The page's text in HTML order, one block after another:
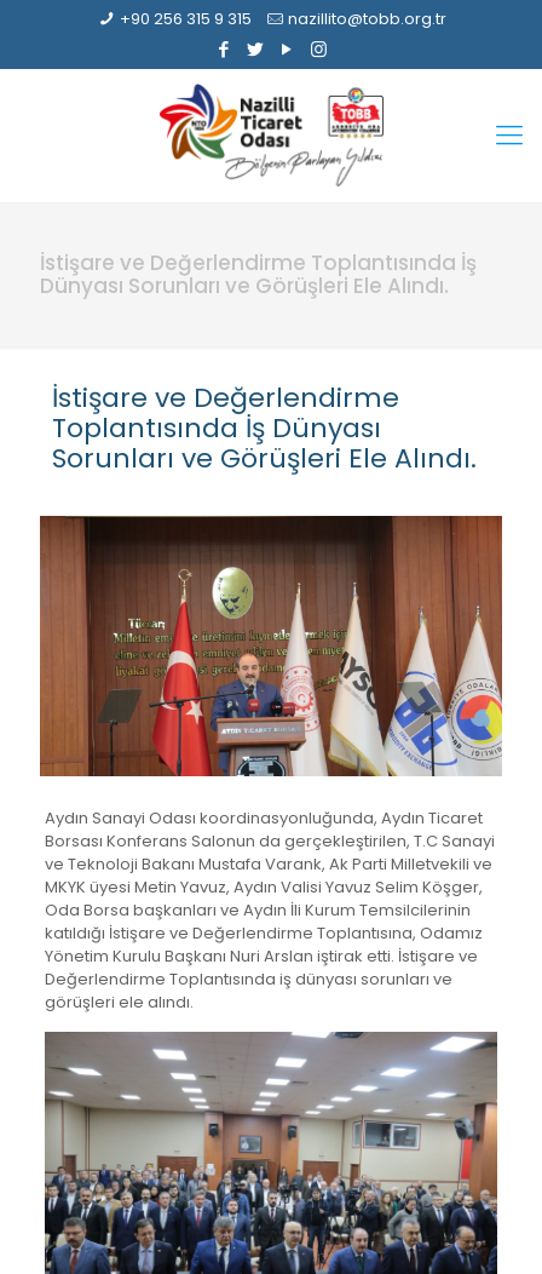
+90 256 315 9 315 nazillito@tobb.org.tr
İstişare ve Değerlendirme Toplantısında İş
Dünyası Sorunları ve Görüşleri Ele Alındı.
İstişare ve Değerlendirme
Toplantısında İş Dünyası
Sorunları ve Görüşleri Ele Alındı.
Aydın Sanayi Odası koordinasyonluğunda, Aydın Ticaret
Borsası Konferans Salonun da gerçekleştirilen, T.C Sanayi
ve Teknoloji Bakanı Mustafa Varank, Ak Parti Milletvekili ve
MKYK üyesi Metin Yavuz, Aydın Valisi Yavuz Selim Köşger,
Oda Borsa başkanları ve Aydın İli Kurum Temsilcilerinin
katıldığı İstişare ve Değerlendirme Toplantısına, Odamız
Yönetim Kurulu Başkanı Nuri Arslan iştirak etti. İstişare ve
Değerlendirme Toplantısında iş dünyası sorunları ve
görüşleri ele alındı.